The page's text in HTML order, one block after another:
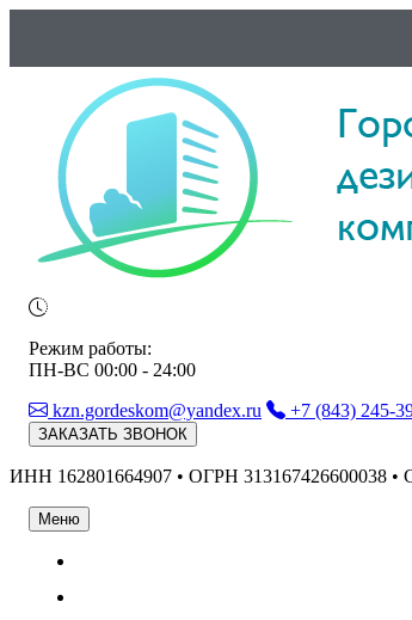
Режим работы:
ПН-ВС 00:00 - 24:00
kzn.gordeskom@yandex.ru
+7 (843) 245-
ЗАКАЗАТЬ ЗВОНОК
ИНН 162801664907 • ОГРН 313167426600038 •
Меню